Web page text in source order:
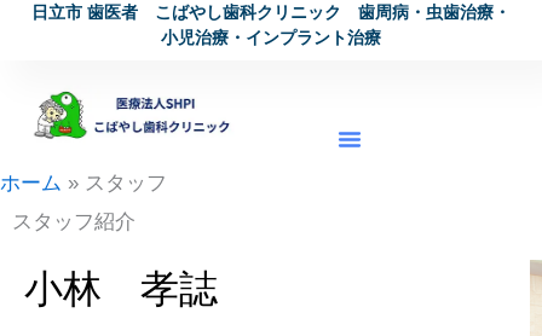
ッ
プ
日立市 歯医者 こばやし歯科クリニック 歯周病・虫歯治療・
小児治療・インプラント治療
ホーム
スタッフ
スタッフ紹介
小林 孝誌